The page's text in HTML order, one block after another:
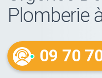
Plomberie
09 70